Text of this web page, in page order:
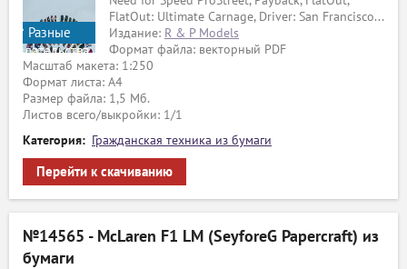
Разные
издательства
FlatOut: Ultimate Carnage, Driver: San Francisco...
Издание: R & P Models
Формат файла: векторный PDF
Масштаб макета: 1:250
Формат листа: А4
Размер файла: 1,5 Мб.
Листов всего/выкройки: 1/1
Категория: Гражданская техника из бумаги
Перейти к скачиванию
№14565 - McLaren F1 LM (SeyforeG Papercraft) из
бумаги